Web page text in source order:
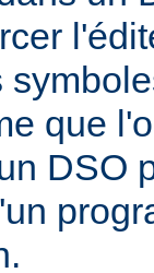
que
DSO